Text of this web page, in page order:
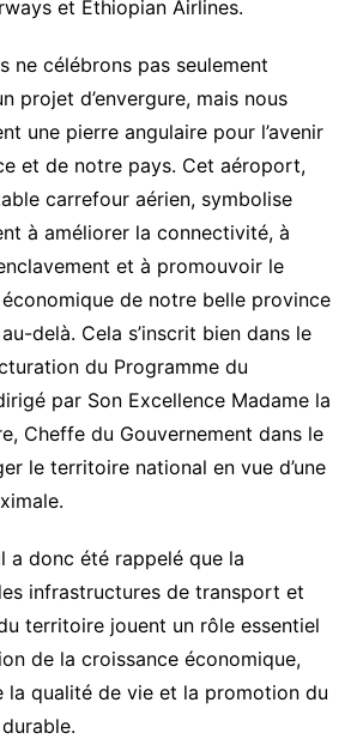
et Ethiopian Airlines.
ne célébrons pas seulement
projet d’envergure, mais nous
une pierre angulaire pour l’avenir
et de notre pays. Cet aéroport,
carrefour aérien, symbolise
à améliorer la connectivité, à
et à promouvoir le
de notre belle province
delà. Cela s’inscrit bien dans le
du Programme du
par Son Excellence Madame la
Cheffe du Gouvernement dans le
le territoire national en vue d’une
a donc été rappelé que la
infrastructures de transport et
territoire jouent un rôle essentiel
de la croissance économique,
la qualité de vie et la promotion du